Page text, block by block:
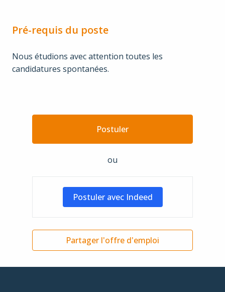
Pré-requis du poste
Nous étudions avec attention toutes les
candidatures spontanées.
Postuler
ou
Postuler avec Indeed
Partager l'offre d'emploi